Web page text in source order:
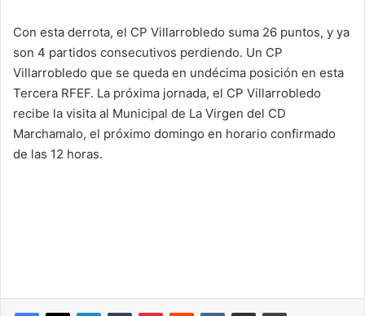
Con esta derrota, el CP Villarrobledo suma 26 puntos, y ya
son 4 partidos consecutivos perdiendo. Un CP
Villarrobledo que se queda en undécima posición en esta
Tercera RFEF. La próxima jornada, el CP Villarrobledo
recibe la visita al Municipal de La Virgen del CD
Marchamalo, el próximo domingo en horario confirmado
de las 12 horas.